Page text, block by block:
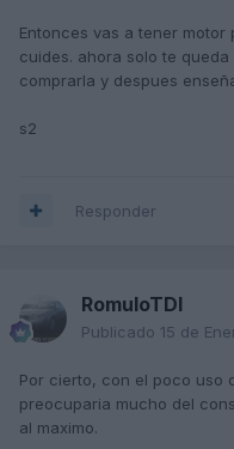
Entonces vas a tener
cuides. ahora solo te
comprarla y despues
s2
Responder
RomuloTDI
Publicado 15 de
Por cierto, con el poco uso
preocuparia mucho del
al maximo.